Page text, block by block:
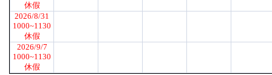
休假
2026/8/31
1000~1130
休假
2026/9/7
1000~1130
休假